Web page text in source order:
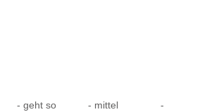
- geht so - mittel
-